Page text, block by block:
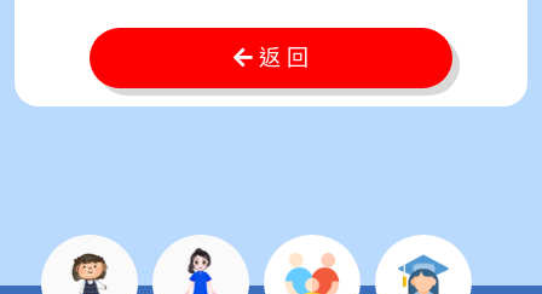
返 回